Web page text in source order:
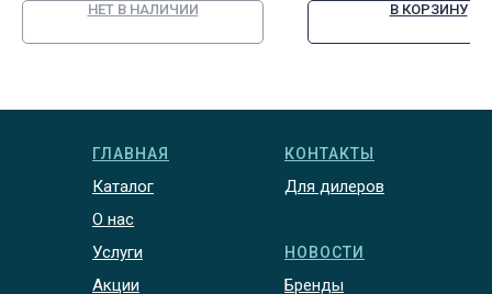
НЕТ В НАЛИЧИИ В КОРЗИНУ
ГЛАВНАЯ
Каталог
О нас
Услуги
Акции
КОНТАКТЫ
Для дилеров
НОВОСТИ
Бренды